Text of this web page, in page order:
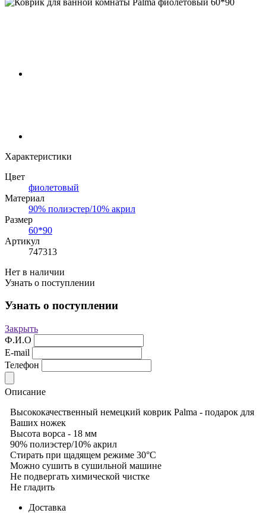
Характеристики
Цвет
фиолетовый
Материал
90% полиэстер/10% акрил
Размер
60*90
Артикул
747313
Нет в наличии
Узнать о поступлении
Узнать о поступлении
Закрыть
Ф.И.О
E-mail
Телефон
Описание
Высококачественный немецкий коврик Palma - подарок для
Ваших ножек
Высота ворса - 18 мм
90% полиэстер/10% акрил
Стирать при щадящем режиме 30°С
Можно сушить в сушильной машине
Не подвергать химической чистке
Не гладить
Доставка